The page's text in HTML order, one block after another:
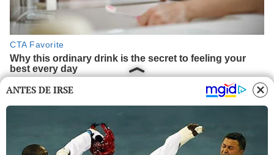
ANTES DE IRSE